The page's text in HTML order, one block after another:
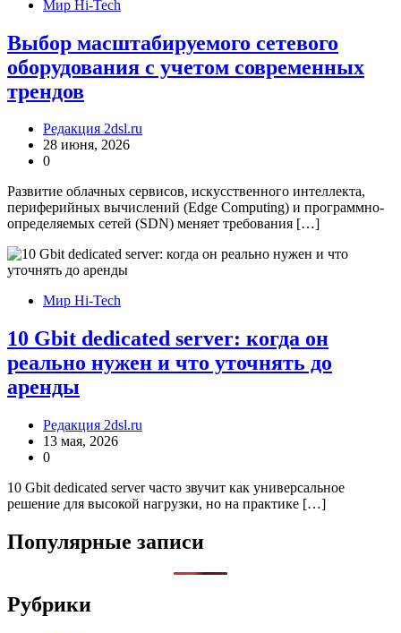
Мир Hi-Tech
Выбор масштабируемого сетевого
оборудования с учетом современных
трендов
Редакция 2dsl.ru
28 июня, 2026
0
Развитие облачных сервисов, искусственного интеллекта,
периферийных вычислений (Edge Computing) и программно-
определяемых сетей (SDN) меняет требования […]
Мир Hi-Tech
10 Gbit dedicated server: когда он
реально нужен и что уточнять до
аренды
Редакция 2dsl.ru
13 мая, 2026
0
10 Gbit dedicated server часто звучит как универсальное
решение для высокой нагрузки, но на практике […]
Популярные записи
Рубрики